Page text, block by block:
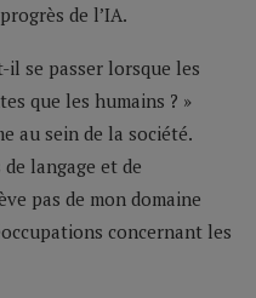
de l’IA.
il se passer lorsque les
que les humains ? »
au sein de la société.
langage et de
pas de mon domaine
concernant les